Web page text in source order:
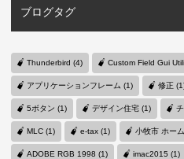
ブログタグ
Thunderbird (4) Custom Field Gui
アプリケーションフレーム (1) 修正
5ボタン (1) デザイン住宅 (1)
MLC (1) e-tax (1) 小牧市 ホー
ADOBE RGB 1998 (1) imac2015 (1)